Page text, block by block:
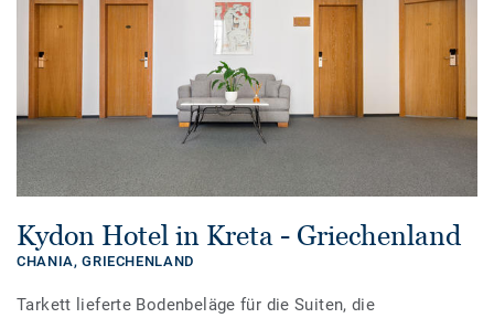
Kydon Hotel in Kreta - Griechenland
CHANIA,GRIECHENLAND
Tarkett lieferte Bodenbeläge für die Suiten, die